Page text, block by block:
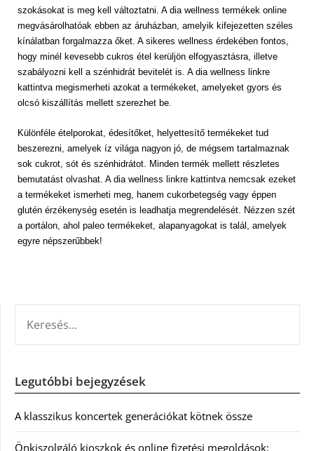
szokásokat is meg kell változtatni. A dia wellness termékek online
megvásárolhatóak ebben az áruházban, amelyik kifejezetten széles
kínálatban forgalmazza őket. A sikeres wellness érdekében fontos,
hogy minél kevesebb cukros étel kerüljön elfogyasztásra, illetve
szabályozni kell a szénhidrát bevitelét is. A dia wellness linkre
kattintva megismerheti azokat a termékeket, amelyeket gyors és
olcsó kiszállítás mellett szerezhet be.
Különféle ételporokat, édesítőket, helyettesítő termékeket tud
beszerezni, amelyek íz világa nagyon jó, de mégsem tartalmaznak
sok cukrot, sót és szénhidrátot. Minden termék mellett részletes
bemutatást olvashat. A dia wellness linkre kattintva nemcsak ezeket
a termékeket ismerheti meg, hanem cukorbetegség vagy éppen
glutén érzékenység esetén is leadhatja megrendelését. Nézzen szét
a portálon, ahol paleo termékeket, alapanyagokat is talál, amelyek
egyre népszerűbbek!
Legutóbbi bejegyzések
A klasszikus koncertek generációkat kötnek össze
Önkiszolgáló kioszkok és online fizetési megoldások: